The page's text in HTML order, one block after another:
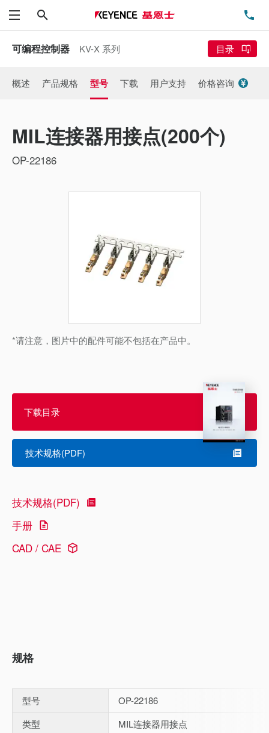
菜单
可编程控制器 KV-X 系列 目录
概述 产品规格 型号 下载 用户支持 价格咨询
MIL连接器用接点(200个)
OP-22186
*请注意，图片中的配件可能不包括在产品中。
下载目录
技术规格(PDF)
技术规格(PDF)
手册
CAD / CAE
规格
型号
OP-22186
类型
MIL连接器用接点